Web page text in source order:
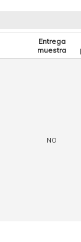
Entrega
muestra
NO